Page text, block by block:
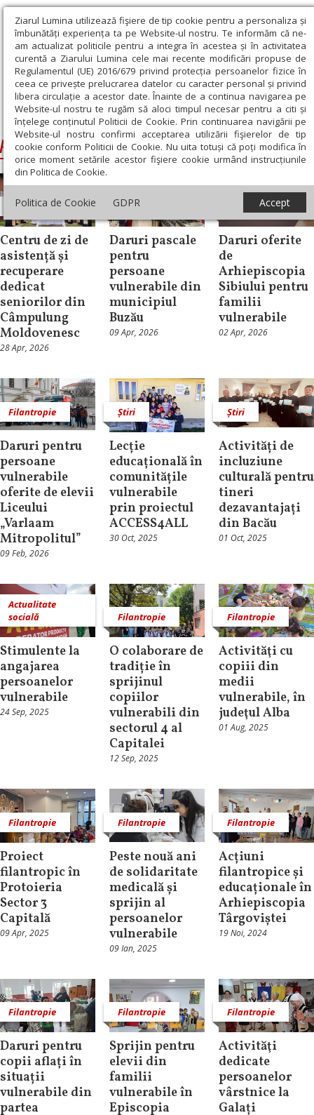
Ziarul Lumina utilizează fişiere de tip cookie pentru a personaliza și
îmbunătăți experiența ta pe Website-ul nostru. Te informăm că ne-
am actualizat politicile pentru a integra în acestea și în activitatea
curentă a Ziarului Lumina cele mai recente modificări propuse de
Regulamentul (UE) 2016/679 privind protecția persoanelor fizice în
ceea ce privește prelucrarea datelor cu caracter personal și privind
libera circulație a acestor date. Înainte de a continua navigarea pe
Website-ul nostru te rugăm să aloci timpul necesar pentru a citi și
înțelege conținutul Politicii de Cookie. Prin continuarea navigării pe
Website-ul nostru confirmi acceptarea utilizării fişierelor de tip
cookie conform Politicii de Cookie. Nu uita totuși că poți modifica în
orice moment setările acestor fişiere cookie urmând instrucțiunile
din Politica de Cookie.
Politica de Cookie GDPR Accept
Ziarul Lumina › persoane vulnerabile
persoane vulnerabile
Știri
Centru de zi de
asistență și
recuperare
dedicat
seniorilor din
Câmpulung
Moldovenesc
28 Apr, 2026
Filantropie
Daruri pascale
pentru
persoane
vulnerabile din
municipiul
Buzău
09 Apr, 2026
Filantropie
Daruri oferite
de
Arhiepiscopia
Sibiului pentru
familii
vulnerabile
02 Apr, 2026
Filantropie
Daruri pentru
persoane
vulnerabile
oferite de elevii
Liceului
„Varlaam
Mitropolitul”
09 Feb, 2026
Știri
Lecție
educațională în
comunitățile
vulnerabile
prin proiectul
ACCESS4ALL
30 Oct, 2025
Știri
Activități de
incluziune
culturală pentru
tineri
dezavantajați
din Bacău
01 Oct, 2025
Actualitate
socială
Stimulente la
angajarea
persoanelor
vulnerabile
24 Sep, 2025
Filantropie
O colaborare de
tradiție în
sprijinul
copiilor
vulnerabili din
sectorul 4 al
Capitalei
12 Sep, 2025
Filantropie
Activităţi cu
copiii din
medii
vulnerabile, în
judeţul Alba
01 Aug, 2025
Filantropie
Proiect
filantropic în
Protoieria
Sector 3
Capitală
09 Apr, 2025
Filantropie
Peste nouă ani
de solidaritate
medicală și
sprijin al
persoanelor
vulnerabile
09 Ian, 2025
Filantropie
Acțiuni
filantropice și
educaționale în
Arhiepiscopia
Târgoviștei
19 Noi, 2024
Filantropie
Daruri pentru
copii aflați în
situații
vulnerabile din
partea
Filantropie
Sprijin pentru
elevii din
familii
vulnerabile în
Episcopia
Filantropie
Activităţi
dedicate
persoanelor
vârstnice la
Galați